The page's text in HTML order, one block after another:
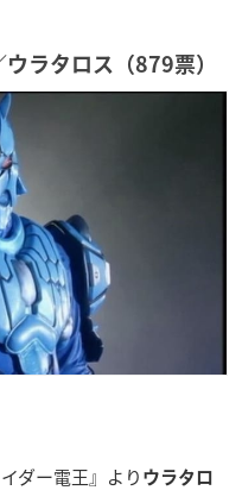
ラタロス（879票）
ダー電王』より ウラタロ